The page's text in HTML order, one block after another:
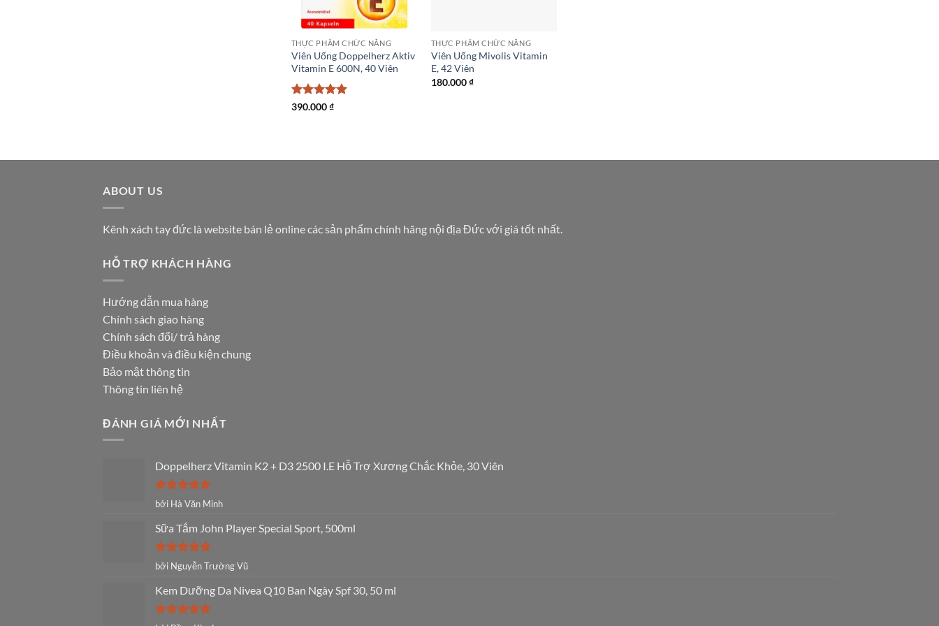
THỰC PHẨM CHỨC NĂNG
Viên Uống Doppelherz Aktiv
Vitamin E 600N, 40 Viên
Được xếp
390.000₫
THỰC PHẨM CHỨC NĂNG
Viên Uống Mivolis Vitamin
E, 42 Viên
180.000₫
ABOUT US
Kênh xách tay đức là website bán lẻ online các sản phẩm chính hãng nội địa Đức với giá tốt nhất.
HỖ TRỢ KHÁCH HÀNG
Hướng dẫn mua hàng
Chính sách giao hàng
Chính sách đổi/ trả hàng
Điều khoản và điều kiện chung
Bảo mật thông tin
Thông tin liên hệ
ĐÁNH GIÁ MỚI NHẤT
Doppelherz Vitamin K2 + D3 2500 I.E Hỗ Trợ Xương Chắc Khỏe, 30 Viên
Được xếp
sao
bởi Hà Văn Minh
Sữa Tắm John Player Special Sport, 500ml
Được xếp
hạng
5
sao
bởi Nguyễn Trường Vũ
Kem Dưỡng Da Nivea Q10 Ban Ngày Spf 30, 50 ml